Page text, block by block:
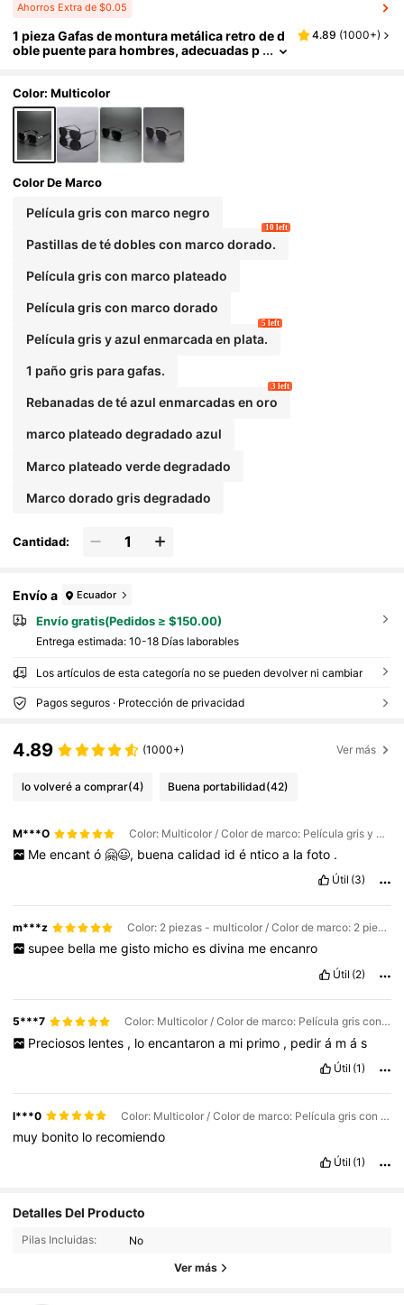
Ahorros Extra de $0.05
1 pieza Gafas de montura metálica retro de d
oble puente para hombres, adecuadas p
s de verano en la playa, al aire libre y viajes
4.89 (1000+)
Color: Multicolor
Color De Marco
Película gris con marco negro
Pastillas de té dobles con marco dorado.
10 left
Película gris con marco plateado
Película gris con marco dorado
Película gris y azul enmarcada en plata.
5 left
1 paño gris para gafas.
Rebanadas de té azul enmarcadas en oro
3 left
marco plateado degradado azul
Marco plateado verde degradado
Marco dorado gris degradado
Cantidad:
Envío a Ecuador
Envío gratis(Pedidos ≥ $150.00)
Entrega estimada: 10-18 Días laborables
Los artículos de esta categoría no se pueden devolver ni cambiar
Pagos seguros · Protección de privacidad
4.89 (1000+) Ver más
lo volveré a comprar(4) Buena portabilidad(42)
M***O Color: Multicolor / Color de marco: Película gris y azul enmarcada en plata.
Me encant ó 🤗😃, buena calidad id é ntico a la foto .
Útil (3)
m***z Color: 2 piezas - multicolor / Color de marco: 2 piezas (té gris dorado + gris plateado)
supee bella me gisto micho es divina me encanro
Útil (2)
5***7 Color: Multicolor / Color de marco: Película gris con marco negro
Preciosos lentes , lo encantaron a mi primo , pedir á m á s
Útil (1)
l***0 Color: Multicolor / Color de marco: Película gris con marco plateado
muy bonito lo recomiendo
Útil (1)
Detalles Del Producto
Pilas Incluidas: No
Ver más
4.88 163 Seguidores
163 Seguidores
163 Seguidores